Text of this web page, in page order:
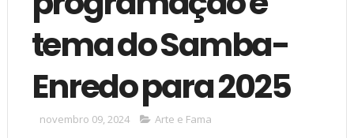
tema do Samba-
Enredo para 2025
novembro 09, 2024 Arte e Fama